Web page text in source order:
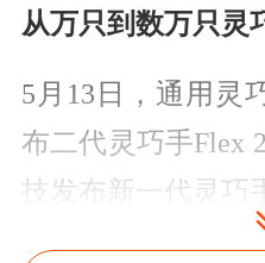
从万只到数万只灵
5月13日，通用灵
布二代灵巧手Flex
技发布新一代灵巧
视频。灵巧手产品